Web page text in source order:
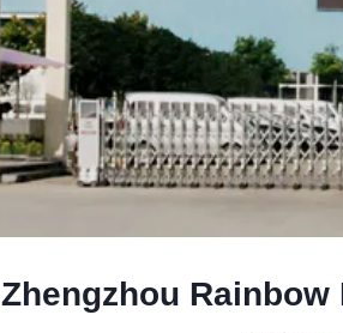
Zhengzhou